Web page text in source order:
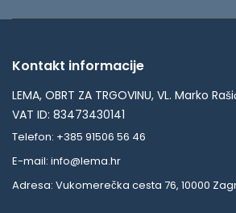
Kontakt informacije
LEMA, OBRT ZA TRGOVINU, VL. Marko
VAT ID: 83473430141
Telefon: +385 91506 56 46
E-mail: info@lema.hr
Adresa: Vukomerečka cesta 76, 10000